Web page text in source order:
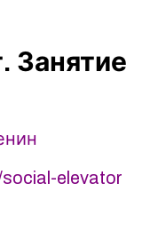
Занятие
elevator